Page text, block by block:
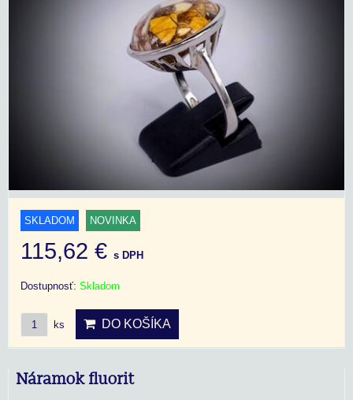
SKLADOM NOVINKA
115,62 € s DPH
Dostupnosť: Skladom
ks DO KOŠÍKA
Náramok fluorit